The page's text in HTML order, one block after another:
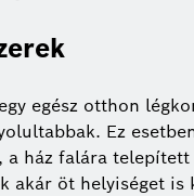
egész otthon
Ez
a ház falára
öt helyiséget is